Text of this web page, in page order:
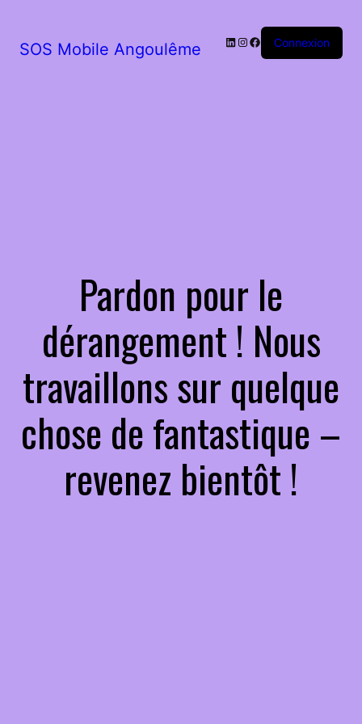
SOS Mobile Angoulême LinkedIn
Instagram
Facebook
Connexion
Pardon pour le
dérangement ! Nous
travaillons sur quelque
chose de fantastique –
revenez bientôt !